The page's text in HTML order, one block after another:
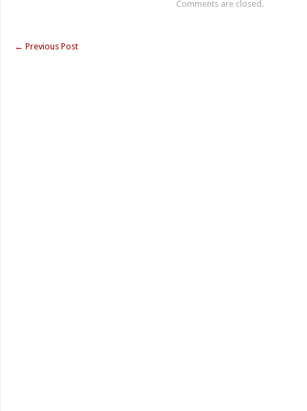
Comments are closed.
← Previous Post